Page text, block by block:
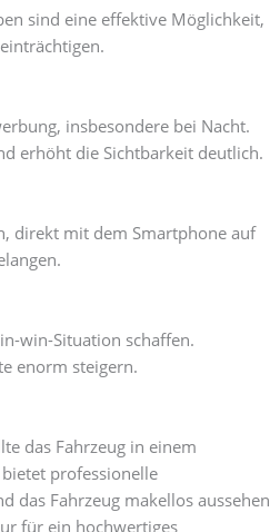
sind eine effektive Möglichkeit,
insbesondere bei Nacht.
erhöht die Sichtbarkeit deutlich.
direkt mit dem Smartphone auf
win-Situation schaffen.
enorm steigern.
das Fahrzeug in einem
bietet professionelle
das Fahrzeug makellos aussehen
für ein hochwertiges